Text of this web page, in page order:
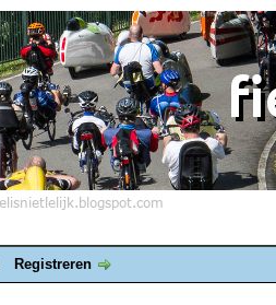
Registreren